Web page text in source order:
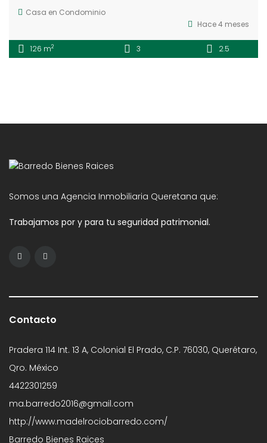
Casa en Condominio
Hace 4 meses
126 m2 3 2.5
Somos una Agencia Inmobiliaria Queretana que:
Trabajamos por y para tu seguridad patrimonial.
Contacto
Pradera 114 Int. 13 A, Colonial El Prado, C.P. 76030, Querétaro,
Qro. México
4422301259
ma.barredo2016@gmail.com
http://www.madelrociobarredo.com/
Barredo Bienes Raices